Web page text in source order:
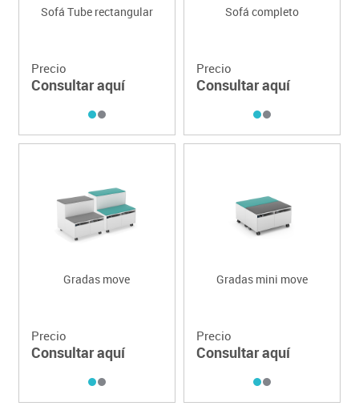
Sofá Tube rectangular
Precio
Consultar aquí
Sofá completo
Precio
Consultar aquí
Gradas move
Precio
Consultar aquí
Gradas mini move
Precio
Consultar aquí